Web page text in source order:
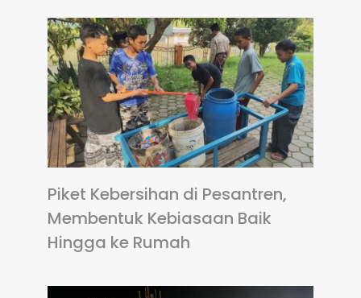
Piket Kebersihan di Pesantren,
Membentuk Kebiasaan Baik
Hingga ke Rumah